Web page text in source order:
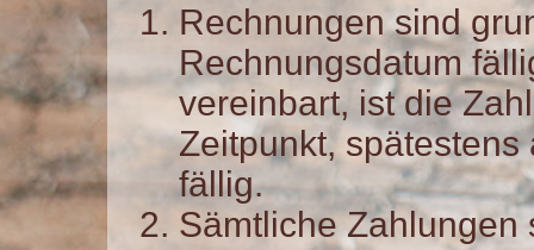
Rechnungen sind
Rechnungsdatum
vereinbart, ist die
Zeitpunkt, spätestens
fällig.
Sämtliche Zahlungen